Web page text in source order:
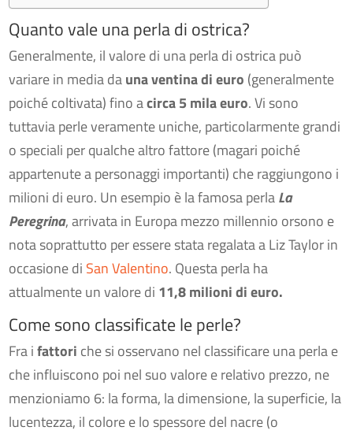
Quanto vale una perla di ostrica?
Generalmente, il valore di una perla di ostrica può
variare in media dauna ventina di euro (generalmente
poiché coltivata) fino acirca 5 mila euro. Vi sono
tuttavia perle veramente uniche, particolarmente grandi
o speciali per qualche altro fattore (magari poiché
appartenute a personaggi importanti) che raggiungono i
milioni di euro. Un esempio è la famosa perlaLa
Peregrina, arrivata in Europa mezzo millennio orsono e
nota soprattutto per essere stata regalata a Liz Taylor in
occasione di San Valentino. Questa perla ha
attualmente un valore di 11,8 milioni di euro.
Come sono classificate le perle?
Fra ifattori che si osservano nel classificare una perla e
che influiscono poi nel suo valore e relativo prezzo, ne
menzioniamo 6: la forma, la dimensione, la superficie, la
lucentezza, il colore e lo spessore del nacre (o